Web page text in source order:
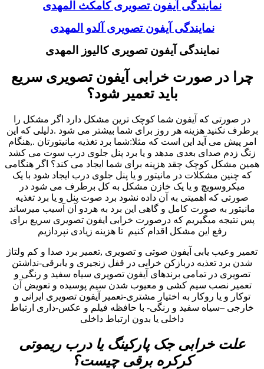
نمایندگی آیفون تصویری کامکث المهدی
نمایندگی آیفون تصویری آلدو المهدی
نمایندگی آیفون تصویری کالیوز المهدی
چرا در صورت خرابی آیفون تصویری سریع
باید تعمیر شود؟
در صورتی که آیفون شما کوچک ترین مشکل دارد اگر مشکل را
برطرف نکنید هزینه هر روز برای شما بیشتر می شود .دلیلی که این
امر پیش می آید این است که مثلا:شما برد تغذیه مانیتورتان .,هنگام
زنگ زدم صدای بعدی مدهد و یا برد پنل جلوی درب سوت می کشد
همین مشکل کوچک چقد هزینه برای شما ایجاد می کند؟ اگر هنگامی
که چنین مشکلات در مانیتور و یا پنل جلوی درب ایجاد شود با یک
میکروسویچ و یا یک خازن مشکل به کل برطرف می شود در
صورتی که اهمیتی به آن داده نشود برد صوت پنل و یا برد تغذیه
مانیتور به صورت کامل و گاهی این برد به هردو آن آسیب میرساند
پس نتیجه میگیریم که درصورت خرابی ایفون تصویری سریع برای
رفع این مشکل اقدام کنیم تا هزینه زیادی نپردازیم
تعمیر وعیب یابی آیفون صوتی و تصویری ,تعمیر برد صدا و کم ولتاژ
شدن برد تعذیه دربازکن خرابی در قفل زنجیری و یابرقی-نداشتن
تصویری در تمامی برندهای آیفون تصویری سیاه سفید و رنگی و
تعمیر نصب سیم کشی و معیوب شدن سیم پوسیده و تعویض آن
توکار و یا روکار به اختیار مشتری-تعمیر آیفون تصویری ایرانی و
خارجی –سیاه سفید و رنگی- با حافظه فیلم و عکس-داری ارتباط
داخلی یا بدون ارتباط داخلی
علت خرابی جک پارکینگ یا درب ریموتی
کرکره برقی چیست؟